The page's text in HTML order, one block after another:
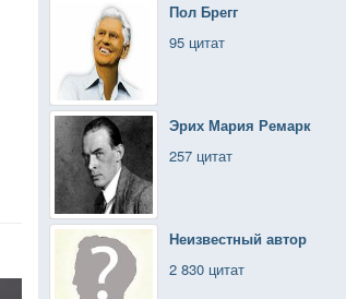
Пол Брегг
95 цитат
Эрих Мария Ремарк
257 цитат
Неизвестный автор
2 830 цитат